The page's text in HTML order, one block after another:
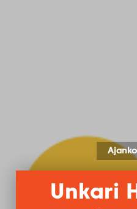
Unkari